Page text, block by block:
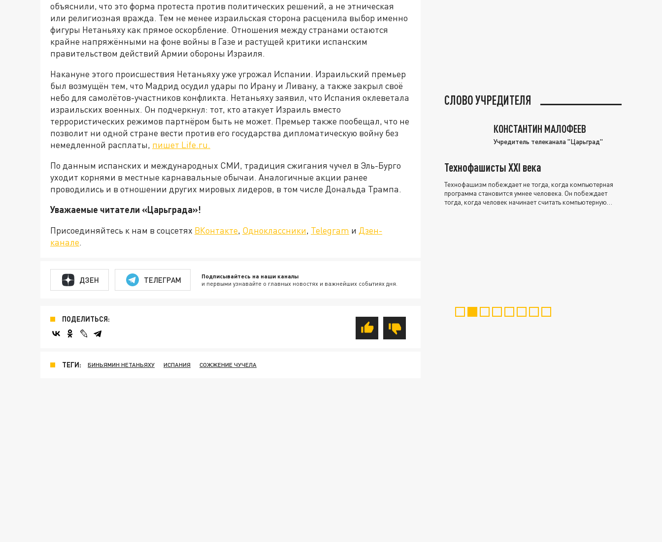
объяснили, что это форма протеста против политических решений, а не этническая
или религиозная вражда. Тем не менее израильская сторона расценила выбор именно
фигуры Нетаньяху как прямое оскорбление. Отношения между странами остаются
крайне напряжёнными на фоне войны в Газе и растущей критики испанским
правительством действий Армии обороны Израиля.
Накануне этого происшествия Нетаньяху уже угрожал Испании. Израильский премьер
был возмущён тем, что Мадрид осудил удары по Ирану и Ливану, а также закрыл своё
небо для самолётов-участников конфликта. Нетаньяху заявил, что Испания оклеветала
израильских военных. Он подчеркнул: тот, кто атакует Израиль вместо
террористических режимов партнёром быть не может. Премьер также пообещал, что не
позволит ни одной стране вести против его государства дипломатическую войну без
немедленной расплаты, пишет Life.ru.
По данным испанских и международных СМИ, традиция сжигания чучел в Эль-Бурго
уходит корнями в местные карнавальные обычаи. Аналогичные акции ранее
проводились и в отношении других мировых лидеров, в том числе Дональда Трампа.
Уважаемые читатели «Царьграда»!
Присоединяйтесь к нам в соцсетях ВКонтакте, Одноклассники, Telegram и Дзен-
канале.
ДЗЕН ТЕЛЕГРАМ Подписывайтесь на наши каналы
и первыми узнавайте о главных новостях и важнейших событиях дня.
ПОДЕЛИТЬСЯ:
ТЕГИ: БИНЬЯМИН НЕТАНЬЯХУ ИСПАНИЯ СОЖЖЕНИЕ ЧУЧЕЛА
СЛОВО УЧРЕДИТЕЛЯ
КОНСТАНТИН МАЛОФЕЕВ
Учредитель телеканала "Царьград"
Технофашисты XXI века
Технофашизм побеждает не тогда, когда компьютерная
программа становится умнее человека. Он побеждает
тогда, когда человек начинает считать компьютерную